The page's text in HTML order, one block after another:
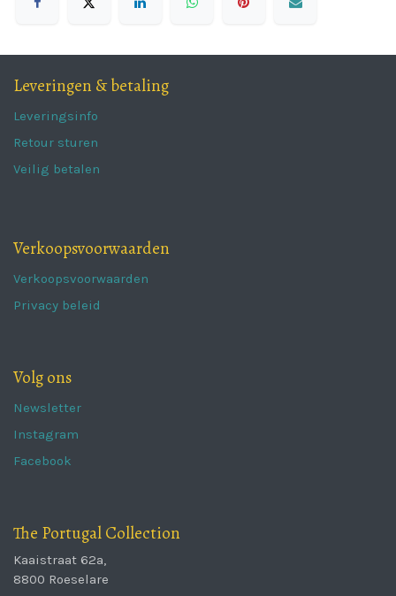
Leveringen & betaling
Leveringsinfo
Retour sturen
Veilig betalen
Verkoopsvoorwaarden
Verkoopsvoorwaarden
Privacy beleid
Volg ons
Newsletter
Instagram
Facebook
The Portugal Collection
Kaaistraat 62a,
8800 Roeselare